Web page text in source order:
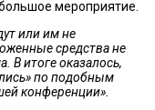
мероприятие.
или им не
средства не
В итоге оказалось,
по подобным
конференции».